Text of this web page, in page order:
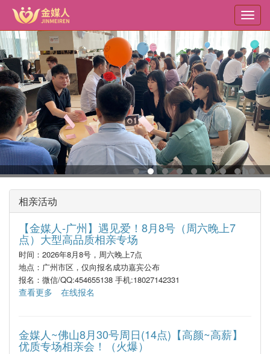
主
要
内
容
相亲活动
【金媒人-广州】遇见爱！8月8号（周六晚上7
点）大型高品质相亲专场
时间：2026年8月8号，周六晚上7点
地点：广州市区，仅向报名成功嘉宾公布
报名：微信/QQ:454655138 手机:18027142331
查看更多 在线报名
金媒人~佛山8月30号周日(14点)【高颜~高薪】
优质专场相亲会！（火爆）